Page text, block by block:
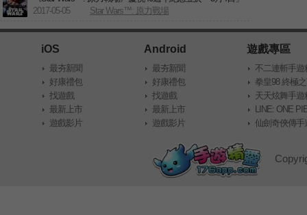
推出更新
2017-05-05 Star Wars™: 原力戰場
iOS
最夯新聞
好康禮包
找遊戲
最新上市
遊戲影片
Android
最夯新聞
好康禮包
找遊戲
最新上市
遊戲影片
遊戲專區
不二連斬手遊
區
拳皇98 終極
靈wiki資料庫
天天炫舞手遊
區
LINE: ONE
靈wiki資料庫
仙劍奇俠傳手